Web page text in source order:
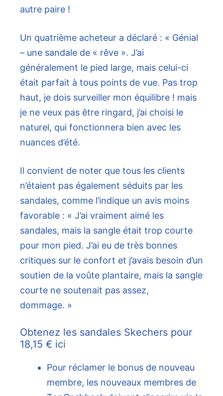
autre paire !
Un quatrième acheteur a déclaré : « Génial
– une sandale de « rêve ». J’ai
généralement le pied large, mais celui-ci
était parfait à tous points de vue. Pas trop
haut, je dois surveiller mon équilibre ! mais
je ne veux pas être ringard, j’ai choisi le
naturel, qui fonctionnera bien avec les
nuances d’été.
Il convient de noter que tous les clients
n’étaient pas également séduits par les
sandales, comme l’indique un avis moins
favorable : « J’ai vraiment aimé les
sandales, mais la sangle était trop courte
pour mon pied. J’ai eu de très bonnes
critiques sur le confort et j’avais besoin d’un
soutien de la voûte plantaire, mais la sangle
courte ne soutenait pas assez,
dommage. »
Obtenez les sandales Skechers pour
18,15 € ici
Pour réclamer le bonus de nouveau
membre, les nouveaux membres de